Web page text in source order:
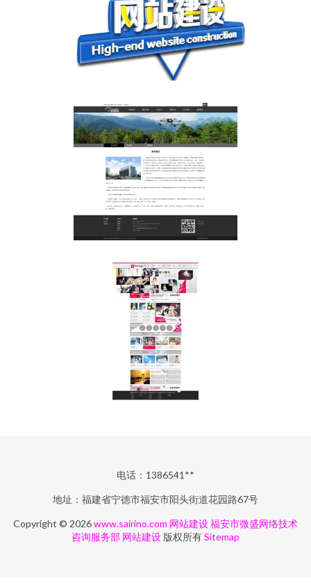
电话：1386541**
地址：福建省宁德市福安市阳头街道花园路67号
Copyright © 2026www.sairino.com 网站建设福安市微盛网络技术
咨询服务部 网站建设 版权所有Sitemap